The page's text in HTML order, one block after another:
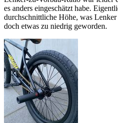
es anders eingeschätzt habe.
durchschnittliche Höhe, was Lenker
doch etwas zu niedrig geworden.